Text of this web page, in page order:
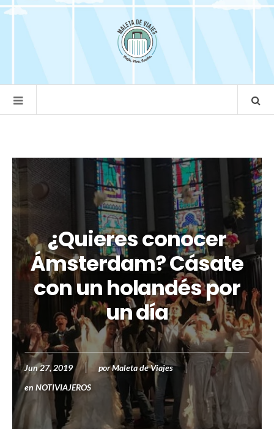
¿Quieres conocer
Ámsterdam? Cásate
con un holandés por
un día
Jun 27, 2019 porMaleta de Viajes
en NOTIVIAJEROS